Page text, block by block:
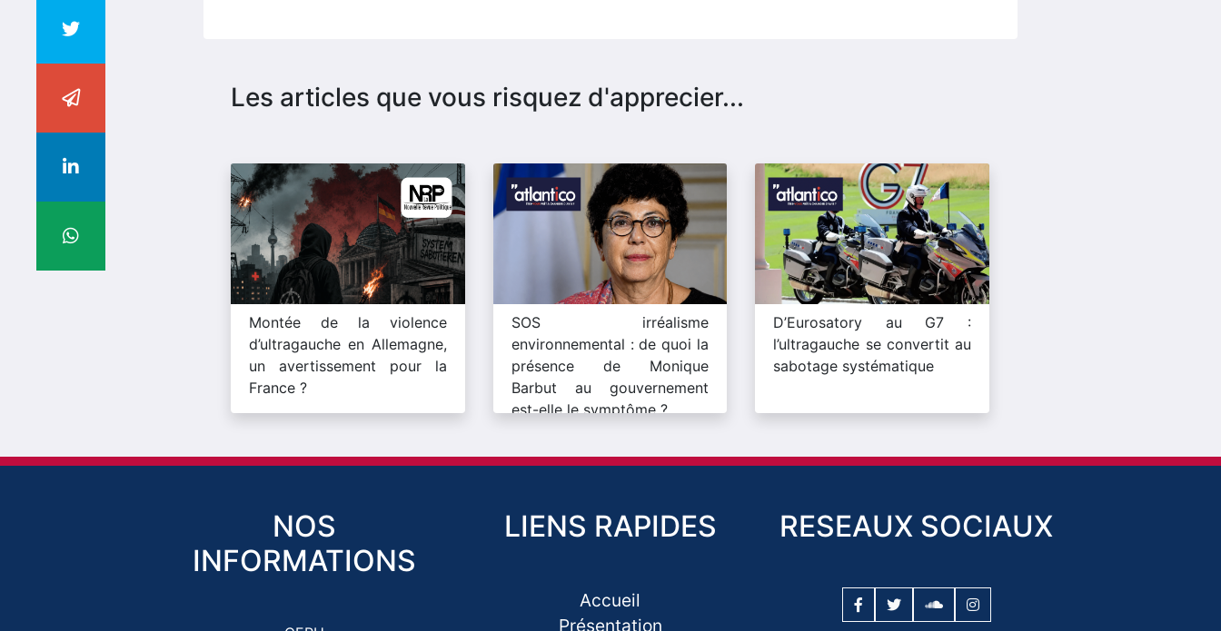
Les articles que vous risquez d'apprecier...
Montée de la violence
d’ultragauche en Allemagne,
un avertissement pour la
France ?
SOS irréalisme
environnemental : de quoi la
présence de Monique
Barbut au gouvernement
est-elle le symptôme ?
D’Eurosatory au G7 :
l’ultragauche se convertit au
sabotage systématique
NOS
INFORMATIONS
LIENS RAPIDES
Accueil
Présentation
RESEAUX SOCIAUX